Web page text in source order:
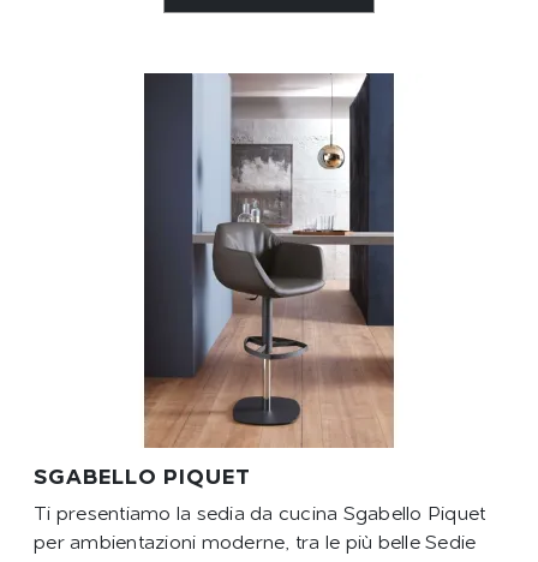
SGABELLO PIQUET
Ti presentiamo la sedia da cucina Sgabello Piquet
per ambientazioni moderne, tra le più belle Sedie